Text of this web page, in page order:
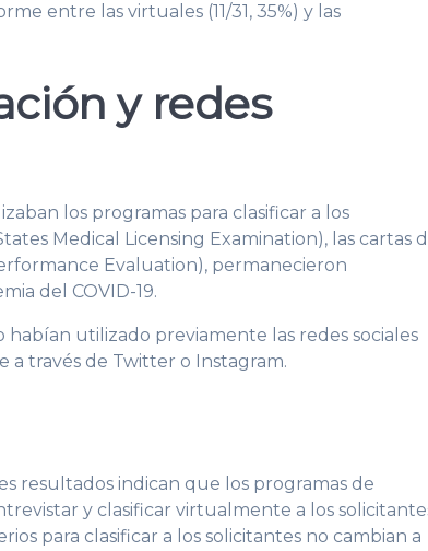
entre las virtuales (11/31, 35%) y las
y redes
los programas para clasificar a los
Medical Licensing Examination), las cartas
Evaluation), permanecieron
del COVID-19.
utilizado previamente las redes sociales
a través de Twitter o Instagram.
resultados indican que los programas de
y clasificar virtualmente a los
para clasificar a los solicitantes no cambian a